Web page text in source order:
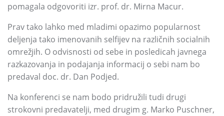
pomagala odgovoriti izr. prof. dr. Mirna Macur.
Prav tako lahko med mladimi opazimo popularnost
deljenja tako imenovanih selfijev na različnih socialnih
omrežjih. O odvisnosti od sebe in posledicah javnega
razkazovanja in podajanja informacij o sebi nam bo
predaval doc. dr. Dan Podjed.
Na konferenci se nam bodo pridružili tudi drugi
strokovni predavatelji, med drugim g. Marko Puschner,